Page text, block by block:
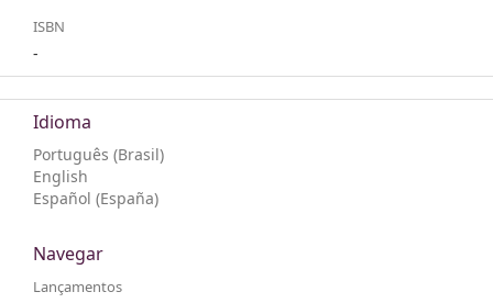
ISBN
-
Idioma
Português (Brasil)
English
Español (España)
Navegar
Lançamentos